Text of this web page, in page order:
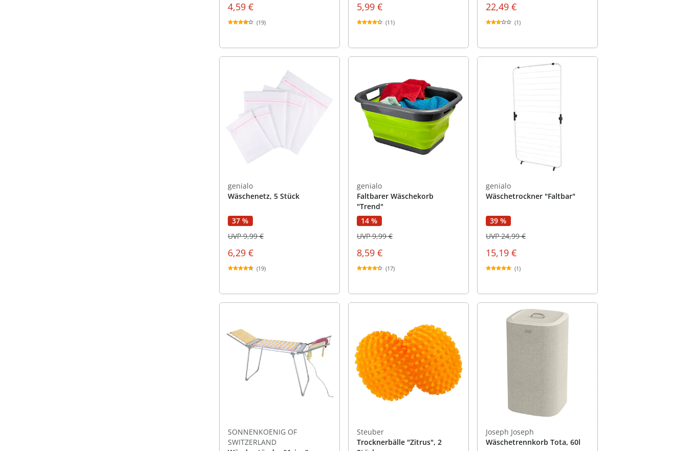
4,59 €
(19)
5,99 €
(11)
22,49 €
(1)
genialo
Wäschenetz, 5 Stück
37 %
6,29 €
UVP 9,99 €
(19)
genialo
Faltbarer Wäschekorb
"Trend"
14 %
8,59 €
UVP 9,99 €
(17)
genialo
Wäschetrockner "Faltbar"
39 %
15,19 €
UVP 24,99 €
(1)
SONNENKOENIG OF
SWITZERLAND
Steuber
Trocknerbälle "Zitrus", 2
Joseph Joseph
Wäschetrennkorb Tota, 60l